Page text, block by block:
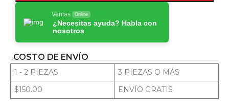
Ventas Online
¿Necesitas ayuda? Habla con
nosotros
COSTO DE ENVÍO
1 - 2 PIEZAS
3 PIEZAS O MÁS
$150.00
ENVÍO GRATIS